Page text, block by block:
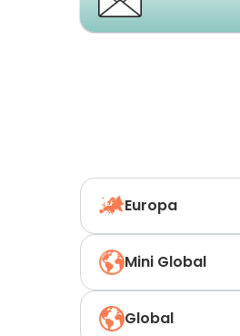
Europa
Mini Global
Global